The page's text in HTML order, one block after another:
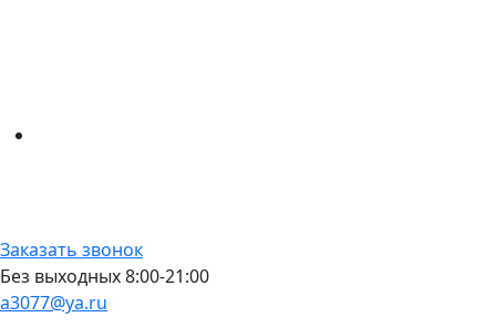
Заказать звонок
Без выходных 8:00-21:00
a3077@ya.ru